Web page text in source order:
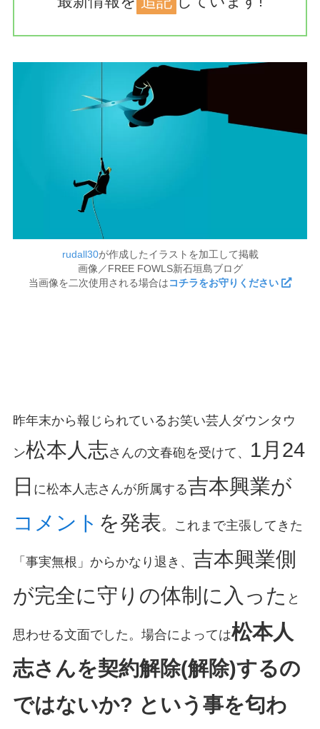
rudall30が作成したイラストを加工して掲載
画像／FREE FOWLS新石垣島ブログ
当画像を二次使用される場合はコチラをお守りください
昨年末から報じられているお笑い芸人ダウンタウ
ン松本人志さんの文春砲を受けて、
1月24
日 に松本人志さんが所属する吉本興業が
コメント を発表。これまで主張してきた
「事実無根」からかなり退き、 吉本興業側
が完全に守りの体制に入った と
思わせる文面でした。場合によっては松本人
志さんを契約解除(解除)するの
ではないか? という事を匂わ